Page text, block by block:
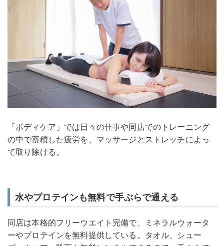
「ボディケア」では日々の仕事や同店でのトレーニング
の中で蓄積した疲労を、マッサージとストレッチによっ
て取り除ける。
水やプロテインも無料で手ぶらで通える
同店は本格的フリーウエイト完備で、ミネラルウォータ
ーやプロテインを無料提供している。タオル、シュー